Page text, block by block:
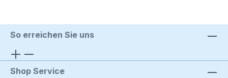
So erreichen Sie uns
Shop Service